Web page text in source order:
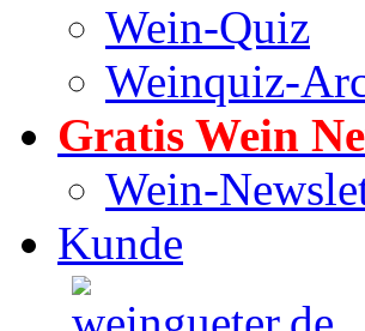
Wein-Quiz
Weinquiz-
Gratis Wein
Wein-
Kunde